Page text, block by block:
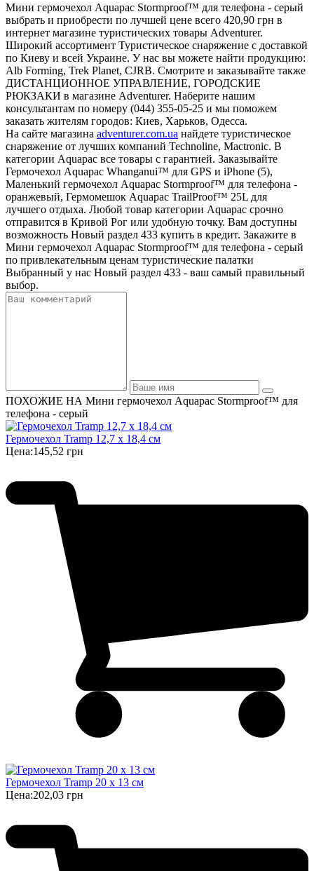
Мини гермочехол Aquapac Stormproof™ для телефона - серый
выбрать и приобрести по лучшей цене всего 420,90 грн в
интернет магазине туристических товары Adventurer.
Широкий ассортимент Туристическое снаряжение с доставкой
по Киеву и всей Украине. У нас вы можете найти продукцию:
Alb Forming, Trek Planet, CJRB. Смотрите и заказывайте также
ДИСТАНЦИОННОЕ УПРАВЛЕНИЕ, ГОРОДСКИЕ
РЮКЗАКИ в магазине Adventurer. Наберите нашим
консультантам по номеру (044) 355-05-25 и мы поможем
заказать жителям городов: Киев, Харьков, Одесса.
На сайте магазина adventurer.com.ua найдете туристическое
снаряжение от лучших компаний Technoline, Mactronic. В
категории Aquapac все товары с гарантией. Заказывайте
Гермочехол Aquapac Whanganui™ для GPS и iPhone (5),
Маленький гермочехол Aquapac Stormproof™ для телефона -
оранжевый, Гермомешок Aquapac TrailProof™ 25L для
лучшего отдыха. Любой товар категории Aquapac срочно
отправится в Кривой Рог или удобную точку. Вам доступны
возможность Новый раздел 433 купить в кредит. Закажите в
Мини гермочехол Aquapac Stormproof™ для телефона - серый
по привлекательным ценам туристические палатки
Выбранный у нас Новый раздел 433 - ваш самый правильный
выбор.
ПОХОЖИЕ НА Мини гермочехол Aquapac Stormproof™ для
телефона - серый
Гермочехол Tramp 12,7 х 18,4 см
Цена:145,52 грн
Гермочехол Tramp 20 х 13 см
Цена:202,03 грн